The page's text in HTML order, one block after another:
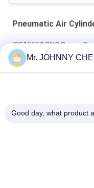
Pneumatic Air
ISO15552 DNC Series
DNC-50-100-PPV-A
ISO6432 DSNU Thép
16mm~100mm ADVU
Mr. JOHNNY
Good day, what product